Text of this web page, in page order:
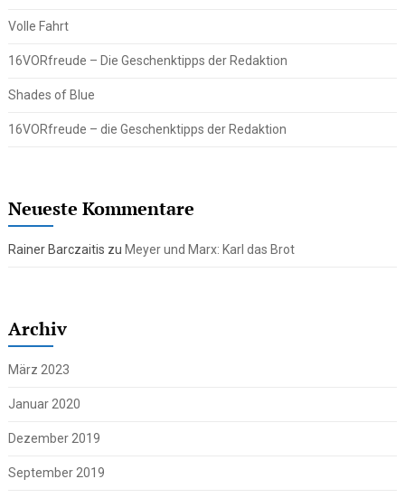
Volle Fahrt
16VORfreude – Die Geschenktipps der Redaktion
Shades of Blue
16VORfreude – die Geschenktipps der Redaktion
Neueste Kommentare
Rainer Barczaitis zu Meyer und Marx: Karl das Brot
Archiv
März 2023
Januar 2020
Dezember 2019
September 2019